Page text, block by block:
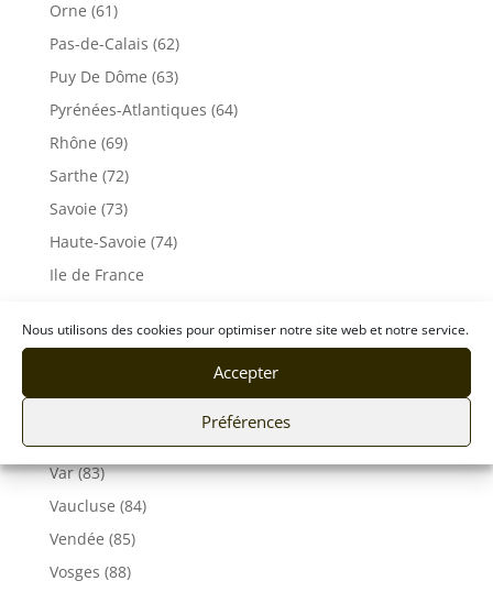
Nous utilisons des cookies pour optimiser notre site web et notre service.
Accepter
Préférences
Orne (61)
Pas-de-Calais (62)
Puy De Dôme (63)
Pyrénées-Atlantiques (64)
Rhône (69)
Sarthe (72)
Savoie (73)
Haute-Savoie (74)
Ile de France
Seine et Marne (77)
Var (83)
Vaucluse (84)
Vendée (85)
Vosges (88)